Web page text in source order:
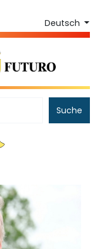
Deutsch
Suche